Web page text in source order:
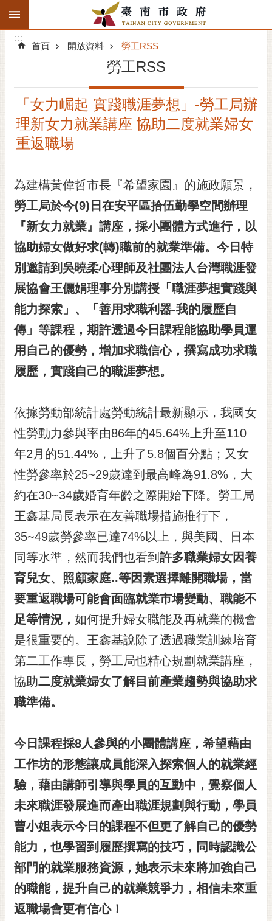
跳到主要內容區塊
搜
階
精彩府城
市府動態
主題服務
市政資訊
市民互動
黃
偉
哲
光
花
桐
花
祭
網
站
導
覽
訂
閱
RSS
訂
閱
電
子
報
市
民
信
箱
日
本
語
隱
私
權
及
安
全
政
策
:::
:::
首頁 開放資料 勞工RSS
勞工RSS
「女力崛起 實踐職涯夢想」-勞工局辦
理新女力就業講座 協助二度就業婦女
重返職場
為建構黃偉哲市長『希望家園』的施政願景，
勞工局於今(9)日在安平區拾伍勤學空間辦理
『新女力就業』講座，採小團體方式進行，以
協助婦女做好求(轉)職前的就業準備。 今日特
別邀請到吳曉柔心理師及社團法人台灣職涯發
展協會王儷娟理事分別講授「職涯夢想實踐與
能力探索」、「善用求職利器-我的履歷自
傳」等課程，期許透過今日課程能協助學員運
用自己的優勢，增加求職信心，撰寫成功求職
履歷 ， 實踐自己的職涯夢想。
依據勞動部統計處勞動統計最新顯示，我國女
性勞動力參與率由86年的45.64%上升至110
年2月的51.44%，上升了5.8個百分點；又女
性勞參率於25~29歲達到最高峰為91.8%，大
約在30~34歲婚育年齡之際開始下降。勞工局
王鑫基局長表示在友善職場措施推行下，
35~49歲勞參率已達74%以上，與美國、日本
同等水準，然而我們也看到 許多職業婦女因養
育兒女、照顧家庭..等因素選擇離開職場，當
要重返職場可能會面臨就業市場變動、職能不
足等情況， 如何提升婦女職能及再就業的機會
是很重要的。王鑫基說除了透過職業訓練培育
第二工作專長，勞工局也精心規劃就業講座，
協助二度就業婦女了解目前產業趨勢與協助求
職準備。
今日課程採8人參與的小團體講座，希望藉由
工作坊的形態讓成員能深入探索個人的就業經
驗，藉由講師引導與學員的互動中，覺察個人
未來職涯發展進而產出職涯規劃與行動，學員
曹小姐表示今日的課程不但更了解自己的優勢
能力，也學習到履歷撰寫的技巧 ， 同時認識公
部門的就業服務資源，她表示未來將加強自己
的職能，提升自己的就業競爭力 ， 相信未來重
返職場會更有信心！